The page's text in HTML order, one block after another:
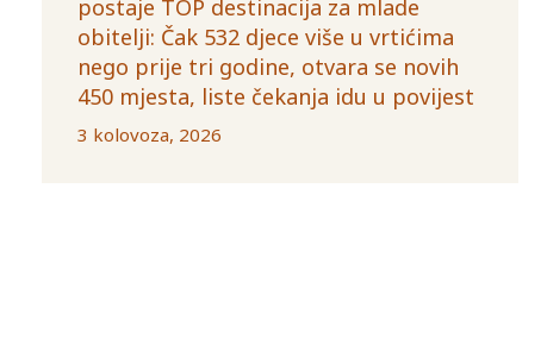
postaje TOP destinacija za mlade
obitelji: Čak 532 djece više u vrtićima
nego prije tri godine, otvara se novih
450 mjesta, liste čekanja idu u povijest
3 kolovoza, 2026